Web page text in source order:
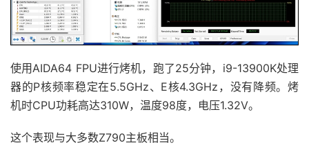
使用AIDA64 FPU进行烤机，跑了25分钟，i9-13900K处理
器的P核频率稳定在5.5GHz、E核4.3GHz，没有降频。烤
机时CPU功耗高达310W，温度98度，电压1.32V。
这个表现与大多数Z790主板相当。